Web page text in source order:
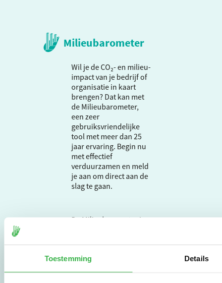
Toestemming Details
Milieubarometer
Wil je de CO₂- en milieu-
impact van je bedrijf of
organisatie in kaart
brengen? Dat kan met
de Milieubarometer,
een zeer
gebruiksvriendelijke
tool met meer dan 25
jaar ervaring. Begin nu
met effectief
verduurzamen en meld
je aan om direct aan de
slag te gaan.
De Milieubarometer is
vertaalt de groeiende
vraag om